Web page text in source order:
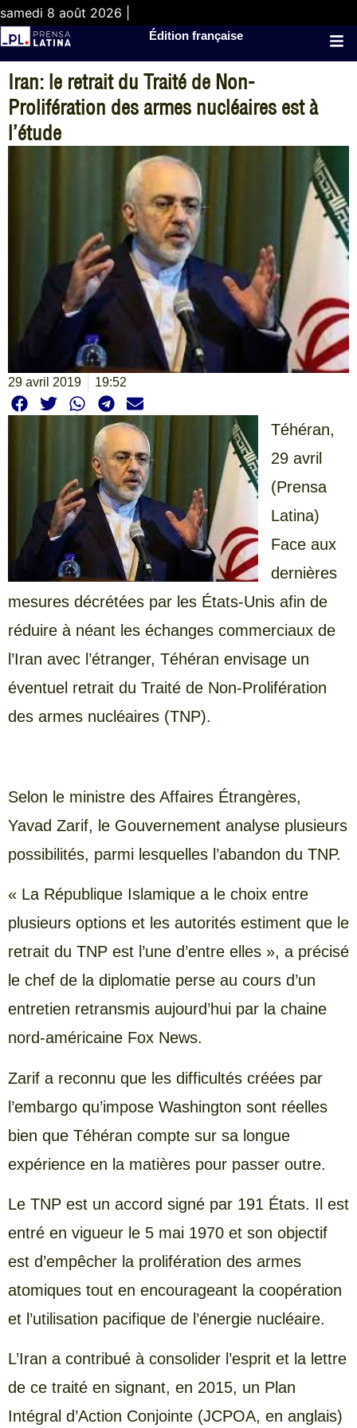
samedi 8 août 2026 |
Édition française
Iran: le retrait du Traité de Non-
Prolifération des armes nucléaires est à
l’étude
29 avril 2019 19:52
Téhéran,
29 avril
(Prensa
Latina)
Face aux
dernières
mesures décrétées par les États-Unis afin de
réduire à néant les échanges commerciaux de
l’Iran avec l’étranger, Téhéran envisage un
éventuel retrait du Traité de Non-Prolifération
des armes nucléaires (TNP).
Selon le ministre des Affaires Étrangères,
Yavad Zarif, le Gouvernement analyse plusieurs
possibilités, parmi lesquelles l’abandon du TNP.
« La République Islamique a le choix entre
plusieurs options et les autorités estiment que le
retrait du TNP est l’une d’entre elles », a précisé
le chef de la diplomatie perse au cours d’un
entretien retransmis aujourd’hui par la chaine
nord-américaine Fox News.
Zarif a reconnu que les difficultés créées par
l’embargo qu’impose Washington sont réelles
bien que Téhéran compte sur sa longue
expérience en la matières pour passer outre.
Le TNP est un accord signé par 191 États. Il est
entré en vigueur le 5 mai 1970 et son objectif
est d’empêcher la prolifération des armes
atomiques tout en encourageant la coopération
et l’utilisation pacifique de l’énergie nucléaire.
L’Iran a contribué à consolider l’esprit et la lettre
de ce traité en signant, en 2015, un Plan
Intégral d’Action Conjointe (JCPOA, en anglais)